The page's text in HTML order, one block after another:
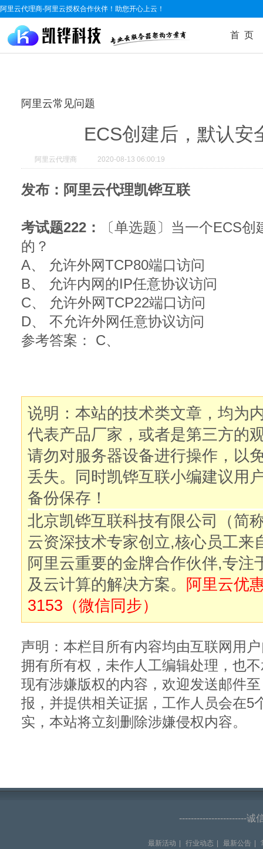
阿里云代理商-阿里云授权合作伙伴！助您开心上云！
首 页
阿里云常见问题
ECS创建后，默认安
阿里云代理商 2020-08-13 06:00:19
发布：阿里云代理凯铧互联
考试题222：
〔单选题〕当一个ECS
的？
A、 允许外网TCP80端口访问
B、 允许内网的IP任意协议访问
C、 允许外网TCP22端口访问
D、 不允许外网任意协议访问
参考答案： C、
说明：本站的技术类文章，均为
代表产品厂家，或者是第三方的
请勿对服务器设备进行操作，以
丢失。同时凯铧互联小编建议用
备份保存！
北京凯铧互联科技有限公司（简
云资深技术专家创立,核心员工来
阿里云重要的金牌合作伙伴,专注
及云计算的解决方案。 阿里云优
3153（微信同步）
声明：本栏目所有内容均由互联网用
拥有所有权，未作人工编辑处理，也
现有涉嫌版权的内容，欢迎发送邮件
报，并提供相关证据，工作人员会在5
实，本站将立刻删除涉嫌侵权内容。
-----------------------诚
最新活动 行业动态 最新公告